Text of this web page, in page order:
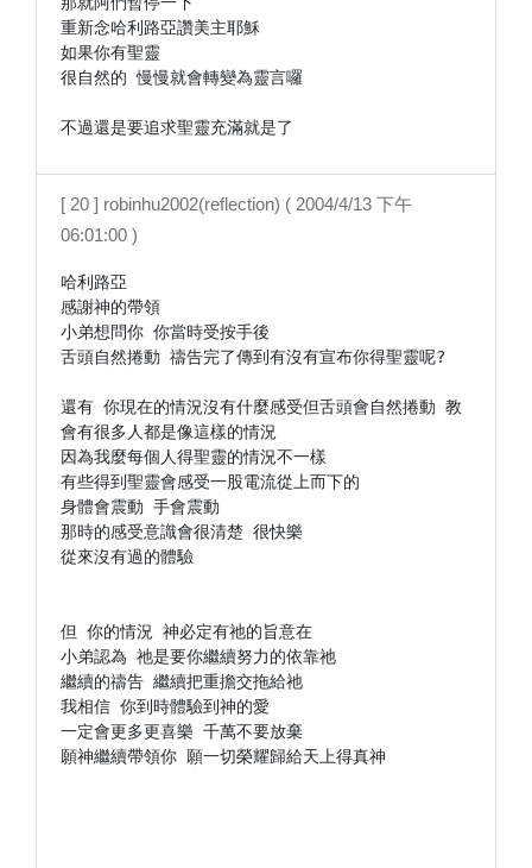
重新念哈利路亞讚美主耶穌
如果你有聖靈
很自然的 慢慢就會轉變為靈言囉
不過還是要追求聖靈充滿就是了
[ 20 ] robinhu2002(reflection) ( 2004/4/13 下午
06:01:00 )
哈利路亞
感謝神的帶領
小弟想問你 你當時受按手後
舌頭自然捲動 禱告完了傳到有沒有宣布你得聖靈呢?
還有 你現在的情況沒有什麼感受但舌頭會自然捲動 教
會有很多人都是像這樣的情況
因為我麼每個人得聖靈的情況不一樣
有些得到聖靈會感受一股電流從上而下的
身體會震動 手會震動
那時的感受意識會很清楚 很快樂
從來沒有過的體驗
但 你的情況 神必定有祂的旨意在
小弟認為 祂是要你繼續努力的依靠祂
繼續的禱告 繼續把重擔交拖給祂
我相信 你到時體驗到神的愛
一定會更多更喜樂 千萬不要放棄
願神繼續帶領你 願一切榮耀歸給天上得真神